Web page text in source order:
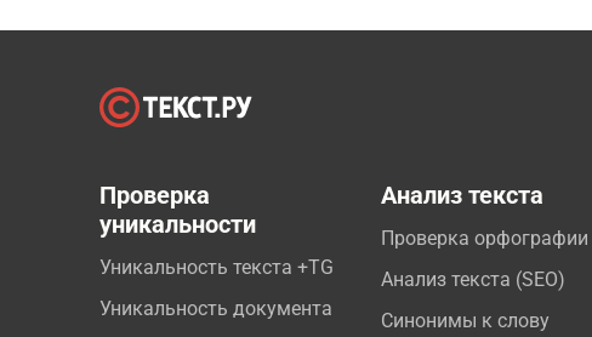
Проверка
уникальности
Уникальность текста +TG
Уникальность документа
Анализ текста
Проверка орфографии
Анализ текста (SEO)
Синонимы к слову